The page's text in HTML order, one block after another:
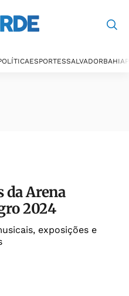
ESPORTESSALVADORBAHIA
da Arena
2024
exposições e